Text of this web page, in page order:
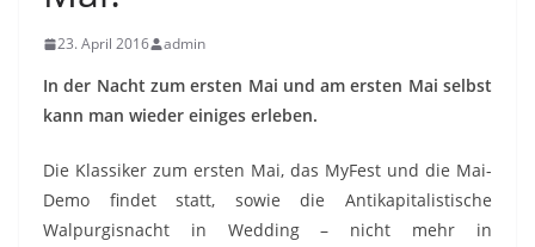
23. April 2016 admin
In der Nacht zum ersten Mai und am ersten Mai selbst
kann man wieder einiges erleben.
Die Klassiker zum ersten Mai, das MyFest und die Mai-
Demo findet statt, sowie die Antikapitalistische
Walpurgisnacht in Wedding – nicht mehr in